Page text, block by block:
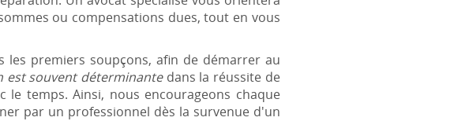
ou compensations dues, tout en vous
premiers soupçons, afin de démarrer au
est souvent déterminantedans la réussite de
temps. Ainsi, nous encourageons chaque
par un professionnel dès la survenue d'un